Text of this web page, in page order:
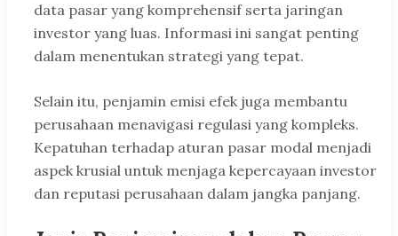
data pasar yang komprehensif serta jaringan
investor yang luas. Informasi ini sangat penting
dalam menentukan strategi yang tepat.
Selain itu, penjamin emisi efek juga membantu
perusahaan menavigasi regulasi yang kompleks.
Kepatuhan terhadap aturan pasar modal menjadi
aspek krusial untuk menjaga kepercayaan investor
dan reputasi perusahaan dalam jangka panjang.